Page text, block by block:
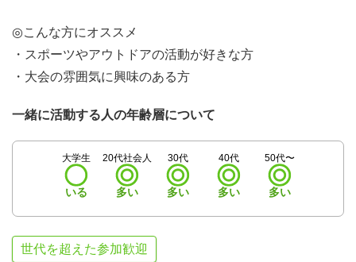
◎こんな方にオススメ
・スポーツやアウトドアの活動が好きな方
・大会の雰囲気に興味のある方
一緒に活動する人の年齢層について
大学生
いる
20代社会人
多い
30代
多い
40代
多い
50代〜
多い
世代を超えた参加歓迎